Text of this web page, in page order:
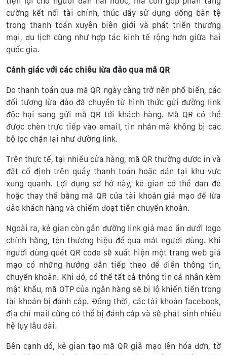
cường kết nối tài chính, thúc đẩy sử dụng đồng bản tệ
trong thanh toán xuyên biên giới và phát triển thương
mại, du lịch cũng như hợp tác kinh tế rộng hơn giữa hai
quốc gia.
Cảnh giác với các chiêu lừa đảo qua mã QR
Do thanh toán qua mã QR ngày càng trở nên phổ biến, các
đối tượng lừa đảo đã chuyển từ hình thức gửi đường link
độc hại sang gửi mã QR tới khách hàng. Mã QR có thể
được chèn trực tiếp vào email, tin nhắn mà không bị các
bộ lọc chặn lại như đường link.
Trên thực tế, tại nhiều cửa hàng, mã QR thường được in và
đặt cố định trên quầy thanh toán hoặc dán tại khu vực
xung quanh. Lợi dụng sơ hở này, kẻ gian có thể dán đè
hoặc thay thế bằng mã QR của tài khoản giả mạo để lừa
đảo khách hàng và chiếm đoạt tiền chuyển khoản.
Ngoài ra, kẻ gian còn gắn đường link giả mạo ẩn dưới logo
chính hãng, tên thương hiệu để qua mắt người dùng. Khi
người dùng quét QR code sẽ xuất hiện một trang web giả
mạo có những hướng dẫn tiếp theo để điền thông tin,
chuyển khoản. Khi đó, có thể tất cả thông tin cá nhân kèm
mật khẩu, mã OTP của ngân hàng sẽ bị lộ khiến tiền trong
tài khoản bị đánh cắp. Đồng thời, các tài khoản facebook,
địa chỉ mail cũng có thể bị đánh cắp và sẽ phát sinh nhiều
hệ lụy lâu dài.
Bên cạnh đó, kẻ gian tạo mã QR giả mạo lên hóa đơn, tờ